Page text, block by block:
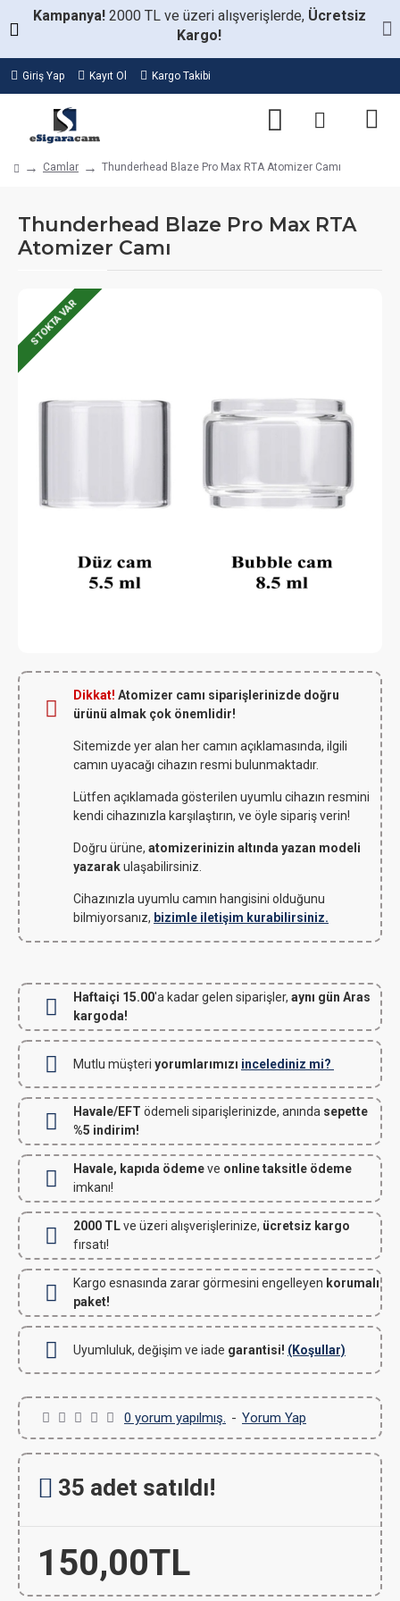
Kampanya! 2000 TL ve üzeri alışverişlerde, Ücretsiz
Kargo!
Giriş Yap Kayıt Ol Kargo Takibi
Camlar Thunderhead Blaze Pro Max RTA Atomizer Camı
Thunderhead Blaze Pro Max RTA
Atomizer Camı
STOKTA VAR
Dikkat! Atomizer camı siparişlerinizde doğru
ürünü almak çok önemlidir!
Sitemizde yer alan her camın açıklamasında, ilgili
camın uyacağı cihazın resmi bulunmaktadır.
Lütfen açıklamada gösterilen uyumlu cihazın resmini
kendi cihazınızla karşılaştırın, ve öyle sipariş verin!
Doğru ürüne, atomizerinizin altında yazan modeli
yazarakulaşabilirsiniz.
Cihazınızla uyumlu camın hangisini olduğunu
bilmiyorsanız, bizimle iletişim kurabilirsiniz.
Haftaiçi 15.00'a kadar gelen siparişler, aynı gün Aras
kargoda!
Mutlu müşteri yorumlarımızı incelediniz mi?
Havale/EFT ödemeli siparişlerinizde, anında sepette
%5 indirim!
Havale, kapıda ödemeve online taksitle ödeme
imkanı!
2000 TLve üzeri alışverişlerinize, ücretsiz kargo
fırsatı!
Kargo esnasında zarar görmesini engelleyen korumalı
paket!
Uyumluluk, değişim ve iade garantisi! (Koşullar)
0 yorum yapılmış. - Yorum Yap
150,00TL
35 adet satıldı!